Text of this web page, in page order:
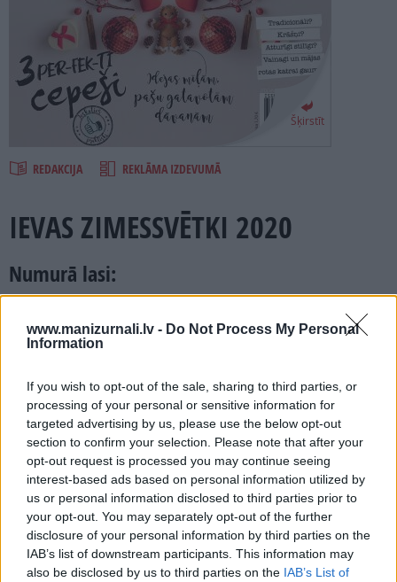
www.manizurnali.lv - Do Not Process My Personal
Information
If you wish to opt-out of the sale, sharing to third parties, or
processing of your personal or sensitive information for
targeted advertising by us, please use the below opt-out
section to confirm your selection. Please note that after your
opt-out request is processed you may continue seeing
interest-based ads based on personal information utilized by
us or personal information disclosed to third parties prior to
your opt-out. You may separately opt-out of the further
disclosure of your personal information by third parties on the
IAB’s list of downstream participants. This information may
also be disclosed by us to third parties on the IAB’s List of
SEARCH
Šķirstīt
REDAKCIJA REKLĀMA IZDEVUMĀ
IEVAS ZIMESSVĒTKI 2020
Numurā lasi:
Adventes vainagi un mājas dekori katrai gaumei.
Tamborētas zvaigznes kā foto rāmīši, aromātiski skrubīši,
jaukām, pašgatavotām dāvaniņām.
Modernas idejas, kā izmantot mīļās stikla eglīšu rotas no
padomju vai vēl senākiem laikiem.
Brīnišķīgi skaistas un garšīgas kūkas – kā vainagi galda rotai,
kā simbols svētku gaidīšanai un trīs ļoti īpaši deserti, kas
atnes laimi.
Ideālā piparkūku mīkla un neparasti tās izmantošanas veidi
– kūkās, kobleros, tartēs un citos svētku našķos.
Padomi, kā uzposties svētkiem, ja līdz ballītei atlicis mēnesis.
Bet kā – ja vien stunda!